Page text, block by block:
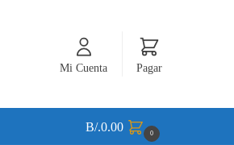
Mi Cuenta Pagar
B/.0.00 0